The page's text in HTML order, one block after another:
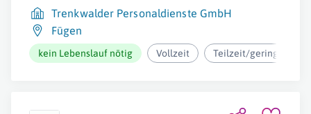
Trenkwalder Personaldienste GmbH
Fügen
kein Lebenslauf nötig Vollzeit Teilzeit/geringfügig